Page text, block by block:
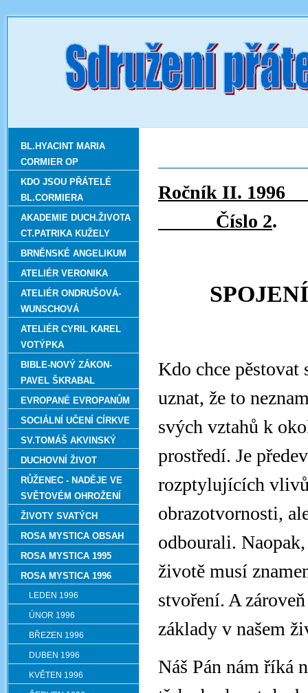
Číslo 2.
Kdo chce
uznat, že to
svých vztahů k
prostředí. Je
rozptylujících
obrazotvornosti,
odbourali.
životě musí
stvoření. A
základy v našem
Náš Pán nám říká
BL.HYACINT MARIA
CORMIER OP
KDO JSOU PŘÁTELÉ
BL.CORMIERA
AKADEMIE DUCH.ŽIVOTA
CT.PATRIKA KUŽELY
BRNĚNSKÉ ANGELIKUM
ATELIÉR VERONIKA
ATELIÉR ONDRUŠOVÁ-
WUNSCHOVÁ
ATELIÉR CYRIL KAREL
VOTÝPKA
BIBLE-NOVÝ ZÁKON-
PAVEL ŠKRABAL
EVROPANÉ EVROPANŮM
SOCIÁLNÍ UČENÍ CÍRKVE
SV.TOMÁŠ AKVINSKÝ
DUCHOVNÍ ŽIVOT
RŮŽENEC - NADĚJE VE
SVĚTOVÉM OHROŽENÍ
ŽIVOTY SVATÝCH
ROSA MYSTICA OBSAH
ROSA MYSTICA 1995
ROSA MYSTICA 1996
LEDEN 1996
ÚNOR 1996
BŘEZEN 1996
DUBEN 1996
KVĚTEN 1996